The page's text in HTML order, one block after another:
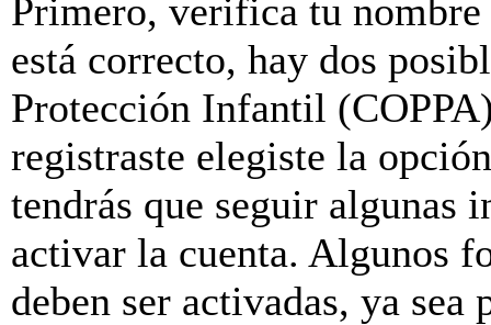
Primero, verifica tu
está correcto, hay dos
Protección Infantil
registraste elegiste la
tendrás que seguir algunas
activar la cuenta. Algunos
deben ser activadas, ya